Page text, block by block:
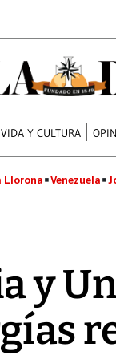
VIDA Y CULTURA
Llorona Venezuela
y